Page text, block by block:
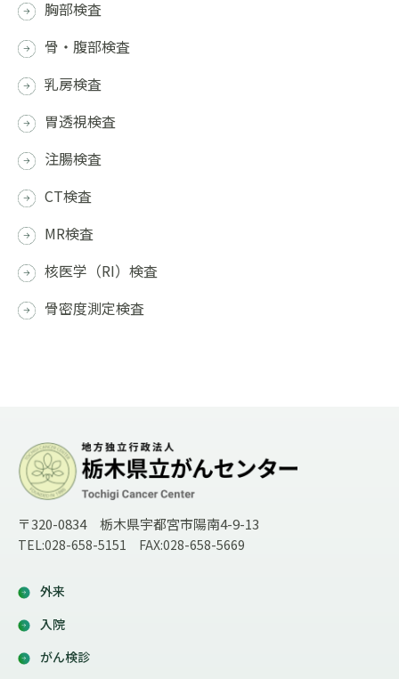
胸部検査
骨・腹部検査
乳房検査
胃透視検査
注腸検査
CT検査
MR検査
核医学（RI）検査
骨密度測定検査
〒320-0834 栃木県宇都宮市陽南4-9-13
TEL:028-658-5151 FAX:028-658-5669
外来
入院
がん検診